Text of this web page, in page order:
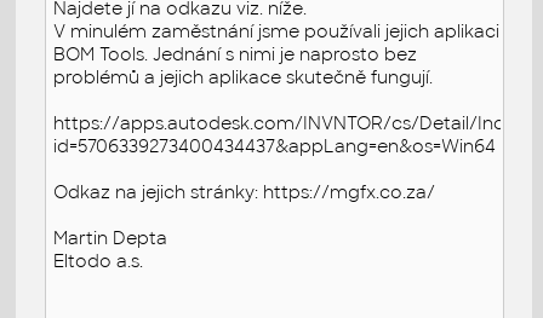
Najdete jí na odkazu viz. níže.
V minulém zaměstnání jsme používali jejich aplikaci
BOM Tools. Jednání s nimi je naprosto bez
problémů a jejich aplikace skutečně fungují.
https://apps.autodesk.com/INVNTOR/cs/Detail/Index?
id=5706339273400434437&appLang=en&os=Win64
Odkaz na jejich stránky: https://mgfx.co.za/
Martin Depta
Eltodo a.s.